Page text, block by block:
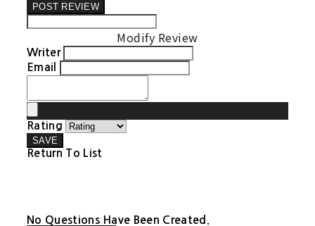
POST REVIEW
Modify Review
Writer
Email
Rating
SAVE
Return To List
No Questions Have Been Created.